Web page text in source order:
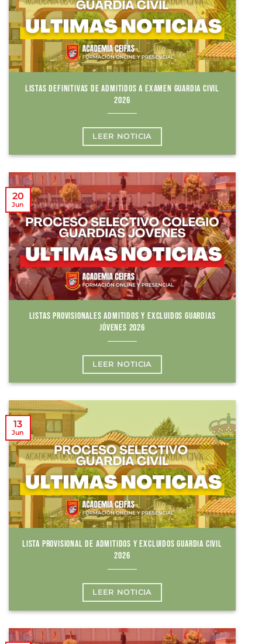
LISTAS DEFINITIVAS DE ADMITIDOS A EXAMEN GUARDIA CIVIL
2026
LEER NOTICIA
LISTAS PROVISIONALES ADMITIDOS Y EXCLUIDOS GUARDIAS
JÓVENES 2026
LEER NOTICIA
20
Jun
LISTA PROVISIONAL DE ADMITIDOS Y EXCLUIDOS GUARDIA CIVIL
2026
LEER NOTICIA
13
Jun